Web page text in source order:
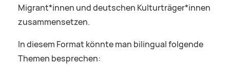
Migrant*innen und deutschen Kulturträger*innen
zusammensetzen.
In diesem Format könnte man bilingual folgende
Themen besprechen: